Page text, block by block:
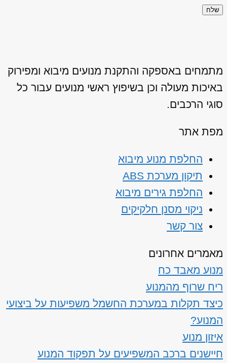
שלח
מתמחים באספקה והתקנת מנועים מיבוא ומפירוק
באיכות מעולה וכן בשיפוץ ראשי מנועים עבור כל
סוגי הרכבים.
מפת אתר
החלפת מנוע מיבוא
תיקון מערכת ABS
החלפת גירים מיבוא
ניקוי מסנן חלקיקים
צור קשר
מאמרים אחרונים
מנוע מאבד כח
ריח שרוף מהמנוע
כיצד תקלות במערכת החשמל משפיעות על ביצועי
המנוע?
איזון מנוע
חיישנים ברכב המשפיעים על תפקוד המנוע